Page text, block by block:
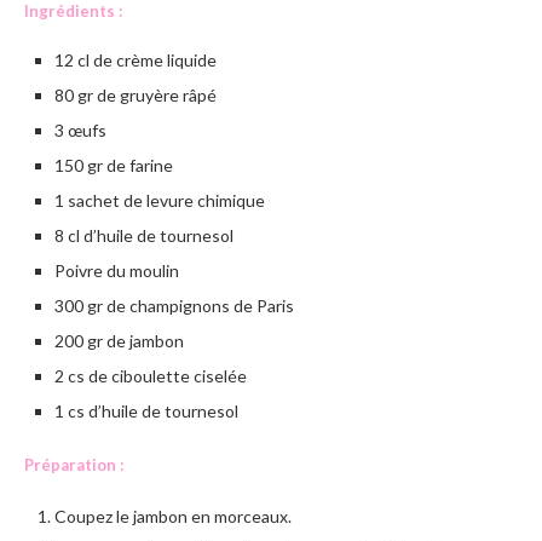
Ingrédients :
12 cl de crème liquide
80 gr de gruyère râpé
3 œufs
150 gr de farine
1 sachet de levure chimique
8 cl d’huile de tournesol
Poivre du moulin
300 gr de champignons de Paris
200 gr de jambon
2 cs de ciboulette ciselée
1 cs d’huile de tournesol
Préparation :
Coupez le jambon en morceaux.